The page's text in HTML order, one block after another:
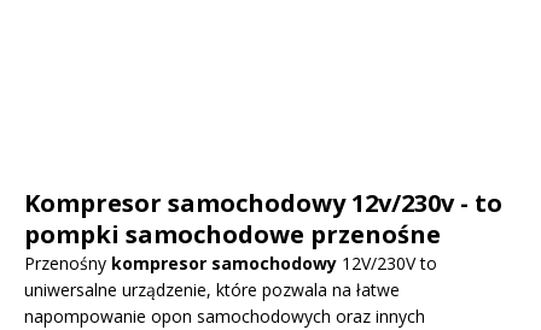
Kompresor samochodowy 12v/230v - to
pompki samochodowe przenośne
Przenośny kompresor samochodowy 12V/230V to
uniwersalne urządzenie, które pozwala na łatwe
napompowanie opon samochodowych oraz innych